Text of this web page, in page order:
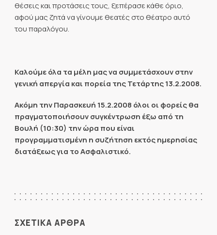
θέσεις και προτάσεις τους, ξεπέρασε κάθε όριο,
αφού μας ζητά να γίνουμε θεατές στο θέατρο αυτό
του παραλόγου.
Καλούμεόλα τα μέλη μας να συμμετάσχουν στην
γενική απεργία και πορεία της Τετάρτης 13.2.2008.
Ακόμη την Παρασκευή 15.2.2008 όλοι οι φορείς θα
πραγματοποιήσουν συγκέντρωση έξω από τη
Βουλή (10:30) την ώρα που είναι
προγραμματισμένη η συζήτηση εκτός ημερησίας
διατάξεως για το Ασφαλιστικό.
ΣΧΕΤΙΚΑ ΑΡΘΡΑ